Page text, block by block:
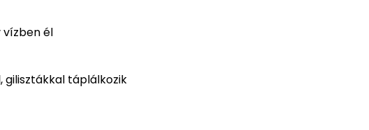
vízben él
gilisztákkal táplálkozik